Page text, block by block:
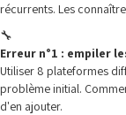
récurrents. Les
🔧
Erreur n°1 : empiler
Utiliser 8 plateformes
problème initial.
d'en ajouter.